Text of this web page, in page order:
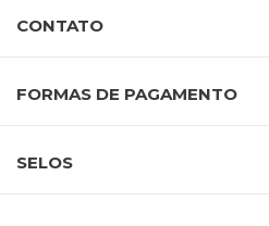
CONTATO
FORMAS DE PAGAMENTO
SELOS